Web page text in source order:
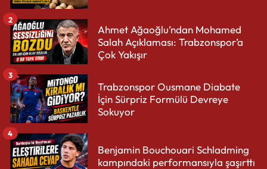
Ahmet Ağaoğlu’ndan Mohamed
Salah Açıklaması: Trabzonspor’a
Çok Yakışır
2
Trabzonspor Ousmane Diabate
İçin Sürpriz Formülü Devreye
Sokuyor
3
Benjamin Bouchouari Schladming
kampındaki performansıyla şaşırttı
4